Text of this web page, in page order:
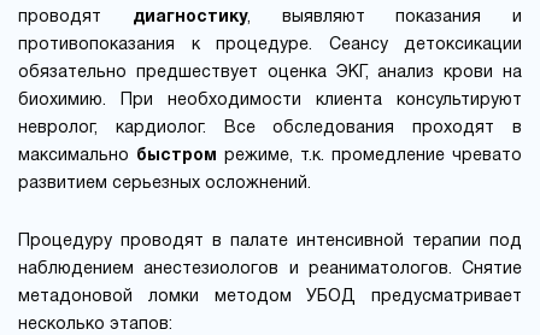
проводят диагностику, выявляют показания и
противопоказания к процедуре. Сеансу детоксикации
обязательно предшествует оценка ЭКГ, анализ крови на
биохимию. При необходимости клиента консультируют
невролог, кардиолог. Все обследования проходят в
максимально быстром
режиме, т.к. промедление чревато
развитием серьезных осложнений.
Процедуру проводят в палате интенсивной терапии под
наблюдением анестезиологов и реаниматологов. Снятие
метадоновой ломки методом УБОД предусматривает
несколько этапов: